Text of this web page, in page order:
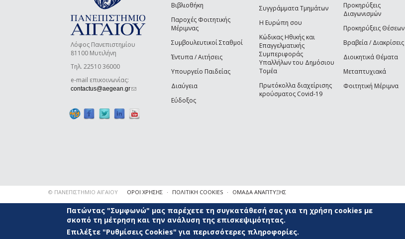
Λόφος Πανεπιστημίου
81100 Μυτιλήνη
Τηλ. 22510 36000
e-mail επικοινωνίας:
contactus@aegean.gr(link sends e-mail)
Βιβλιοθήκη
Παροχές Φοιτητικής
Μέριμνας
Συμβουλευτικοί Σταθμοί
Έντυπα / Αιτήσεις
Υπουργείο Παιδείας
Διαύγεια
Εύδοξος
Συγγράμματα Τμημάτων
Η Ευρώπη σου
Κώδικας Ηθικής και
Επαγγελματικής
Συμπεριφοράς
Υπαλλήλων του Δημόσιου
Τομέα
Πρωτόκολλα διαχείρισης
κρούσματος Covid-19
Προκηρύξεις
Διαγωνισμών
Προκηρύξεις Θέσεων
Βραβεία / Διακρίσεις
Διοικητικά Θέματα
Μεταπτυχιακά
Φοιτητική Μέριμνα
© ΠΑΝΕΠΙΣΤΗΜΙΟ ΑΙΓΑΙΟΥ ΟΡΟΙ ΧΡΗΣΗΣ ΠΟΛΙΤΙΚΗ COOKIES ΟΜΑΔΑ ΑΝΑΠΤΥΞΗΣ
Πατώντας "Συμφωνώ" μας παρέχετε τη συγκατάθεσή σας για τη χρήση cookies με
σκοπό τη μέτρηση και την ανάλυση της επισκεψιμότητας.
Επιλέξτε "Ρυθμίσεις Cookies" για περισσότερες πληροφορίες.